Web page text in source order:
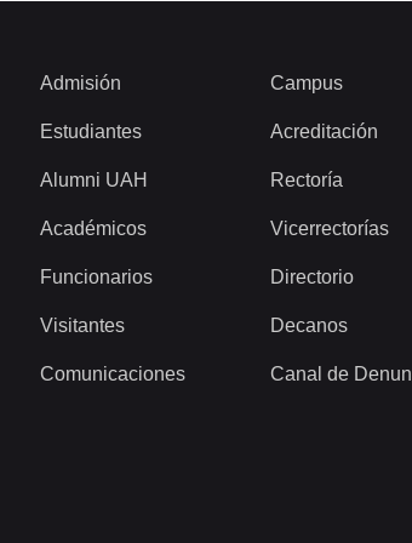
Admisión
Estudiantes
Alumni UAH
Académicos
Funcionarios
Visitantes
Comunicaciones
Campus
Acreditación
Rectoría
Vicerrectorías
Directorio
Decanos
Canal de